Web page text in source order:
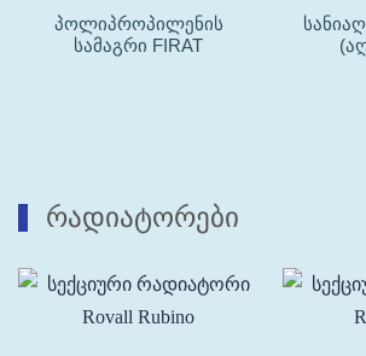
პოლიპროპილენის
სამაგრი FIRAT
რადიატორები